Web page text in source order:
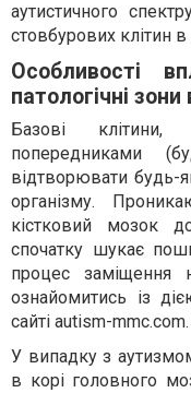
аутистичного
стовбурових клітин в
Особливості
патологічні зони
Базові клітини,
попередниками
відтворювати будь-
організму.
кістковий мозок
спочатку шукає
процес заміщення
ознайомитись із
сайті autism-mmc.com.
У випадку з
в корі головного